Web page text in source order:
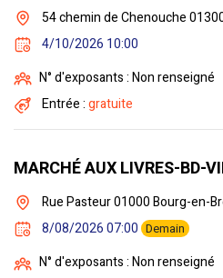
54 chemin de Chenouche
4/10/2026 10:00
N° d'exposants : Non renseigné
Entrée :gratuite
MARCHÉ AUX LIVRES-BD-
Rue Pasteur 01000 Bourg-en-
8/08/2026 07:00 Demain
N° d'exposants : Non renseigné